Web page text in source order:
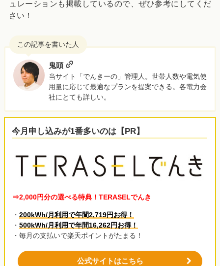
ュレーションも掲載しているので、ぜひ参考にしてくだ
さい！
鬼頭
当サイト「でんきーの」管理人。世帯人数や電気使
用量に応じて最適なプランを提案できる。各電力会
社にとても詳しい。
今月申し込みが1番多いのは【PR】
⇒2,000円分の選べる特典！TERASELでんき
・ 200kWh/月利用で年間2,719円お得！
・ 500kWh/月利用で年間16,262円お得！
・毎月の支払いで楽天ポイントがたまる！
公式サイトはこちら